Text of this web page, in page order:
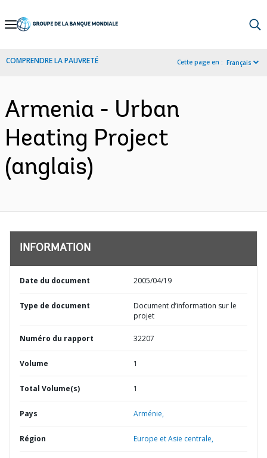
Skip
Navigation
COMPRENDRE LA PAUVRETÉ Cette page en : Français
Armenia - Urban
Heating Project
(anglais)
INFORMATION
Date du document 2005/04/19
Type de document
Document d’information sur le
projet
Numéro du rapport 32207
Volume 1
Total Volume(s) 1
Pays Arménie,
Région Europe et Asie centrale,